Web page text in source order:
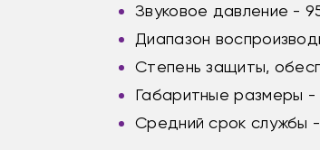
Звуковое давление -
Диапазон
Степень защиты,
Габаритные размеры -
Средний срок службы -